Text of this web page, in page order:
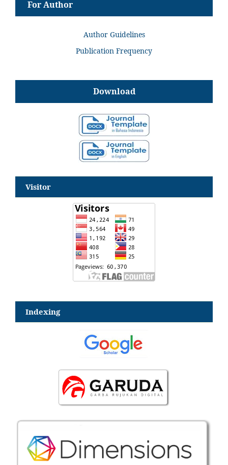
For Author
Author Guidelines
Publication Frequency
Download
Visitor
Indexing